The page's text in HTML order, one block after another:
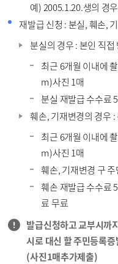
예) 2005.1.20.생의 경
재발급 신청 : 분실, 훼손,
분실의 경우 : 본인 직
최근 6개월 이내에
m)사진 1매
분실 재발급 수수료
훼손, 기재변경의 경우
최근 6개월 이내에
m)사진 1매
훼손, 기재변경 구
훼손 재발급 수수료
료 무료
발급신청하고 교부시까
시로 대신 할 주민등록
(사진1매추가제출)